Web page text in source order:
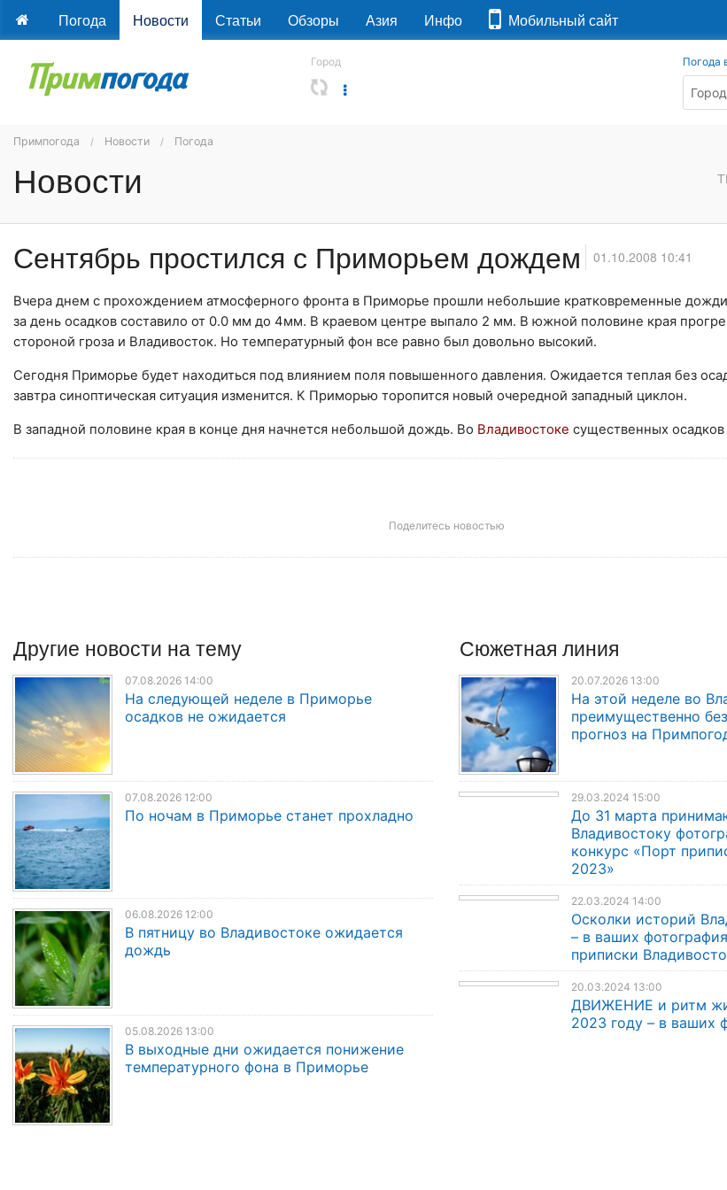
Погода Новости Статьи Обзоры Азия Инфо Мобильный сайт
Город Погода
Примпогода Новости Погода
Новости
Сентябрь простился с Приморьем дождем 01.10.2008 10:41
Вчера днем с прохождением атмосферного фронта в Приморье прошли небольшие кратковременные
за день осадков составило от 0.0 мм до 4мм. В краевом центре выпало 2 мм. В южной половине края
стороной гроза и Владивосток. Но температурный фон все равно был довольно высокий.
Сегодня Приморье будет находиться под влиянием поля повышенного давления. Ожидается теплая без
завтра синоптическая ситуация изменится. К Приморью торопится новый очередной западный циклон.
В западной половине края в конце дня начнется небольшой дождь. Во Владивостоке существенных
Поделитесь новостью
Другие новости на тему
07.08.2026 14:00
На следующей неделе в Приморье
осадков не ожидается
07.08.2026 12:00
По ночам в Приморье станет прохладно
06.08.2026 12:00
В пятницу во Владивостоке ожидается
дождь
05.08.2026 13:00
В выходные дни ожидается понижение
температурного фона в Приморье
Сюжетная линия
20.07.2026 13:00
На этой неделе во
преимущественно
прогноз на
29.03.2024 15:00
До 31 марта
Владивостоку
конкурс «Порт
2023»
22.03.2024 14:00
Осколки историй
– в ваших
приписки
20.03.2024 13:00
ДВИЖЕНИЕ и ритм
2023 году – в ваших